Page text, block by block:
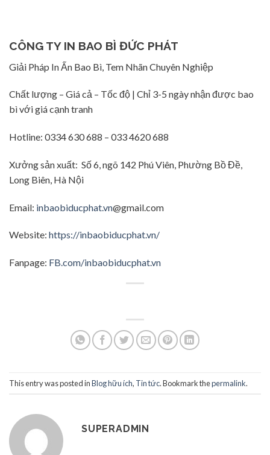
CÔNG TY IN BAO BÌ ĐỨC PHÁT
Giải Pháp In Ấn Bao Bì, Tem Nhãn Chuyên Nghiệp
Chất lượng – Giá cả – Tốc độ | Chỉ 3-5 ngày nhận được bao
bì với giá cạnh tranh
Hotline: 0334 630 688 – 033 4620 688
Xưởng sản xuất: Số 6, ngõ 142 Phú Viên, Phường Bồ Đề,
Long Biên, Hà Nội
Email: inbaobiducphat.vn@gmail.com
Website: https://inbaobiducphat.vn/
Fanpage: FB.com/inbaobiducphat.vn
This entry was posted inBlog hữu ích, Tin tức. Bookmark thepermalink.
SUPERADMIN